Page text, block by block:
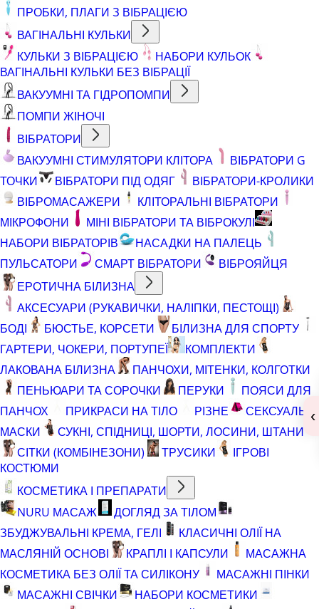
ПРОБКИ, ПЛАГИ З ВІБРАЦІЄЮ
ВАГІНАЛЬНІ КУЛЬКИ
КУЛЬКИ З ВІБРАЦІЄЮ
НАБОРИ КУЛЬОК
ВАГІНАЛЬНІ КУЛЬКИ БЕЗ ВІБРАЦІЇ
ВАКУУМНІ ТА ГІДРОПОМПИ
ПОМПИ ЖІНОЧІ
ВІБРАТОРИ
ВАКУУМНІ СТИМУЛЯТОРИ КЛІТОРА
ВІБРАТОРИ G
ТОЧКИ
ВІБРАТОРИ ПІД ОДЯГ
ВІБРАТОРИ-КРОЛИКИ
ВІБРОМАСАЖЕРИ
КЛІТОРАЛЬНІ ВІБРАТОРИ
МІКРОФОНИ
МІНІ ВІБРАТОРИ ТА ВІБРОКУЛІ
НАБОРИ ВІБРАТОРІВ
НАСАДКИ НА ПАЛЕЦЬ
ПУЛЬСАТОРИ
СМАРТ ВІБРАТОРИ
ВІБРОЯЙЦЯ
ЕРОТИЧНА БІЛИЗНА
АКСЕСУАРИ (РУКАВИЧКИ, НАЛІПКИ, ПЕСТОЩІ)
БОДІ
БЮСТЬЕ, КОРСЕТИ
БІЛИЗНА ДЛЯ СПОРТУ
ГАРТЕРИ, ЧОКЕРИ, ПОРТУПЕЇ
КОМПЛЕКТИ
ЛАКОВАНА БІЛИЗНА
ПАНЧОХИ, МІТЕНКИ, КОЛГОТКИ
ПЕНЬЮАРИ ТА СОРОЧКИ
ПЕРУКИ
ПОЯСИ ДЛЯ
ПАНЧОХ
ПРИКРАСИ НА ТІЛО РІЗНЕ
СЕКСУАЛЬНІ
МАСКИ
СУКНІ, СПІДНИЦІ, ШОРТИ, ЛОСИНИ, ШТАНИ
СІТКИ (КОМБІНЕЗОНИ)
ТРУСИКИ
ІГРОВІ
КОСТЮМИ
КОСМЕТИКА І ПРЕПАРАТИ
NURU МАСАЖ
ДОГЛЯД ЗА ТІЛОМ
ЗБУДЖУВАЛЬНІ КРЕМА, ГЕЛІ
КЛАСИЧНІ ОЛІЇ НА
МАСЛЯНІЙ ОСНОВІ
КРАПЛІ І КАПСУЛИ
МАСАЖНА
КОСМЕТИКА БЕЗ ОЛІЇ ТА СИЛІКОНУ
МАСАЖНІ ПІНКИ
МАСАЖНІ СВІЧКИ
НАБОРИ КОСМЕТИКИ
‹